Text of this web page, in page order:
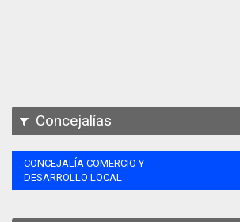
Concejalías
CONCEJALÍA COMERCIO Y
DESARROLLO LOCAL